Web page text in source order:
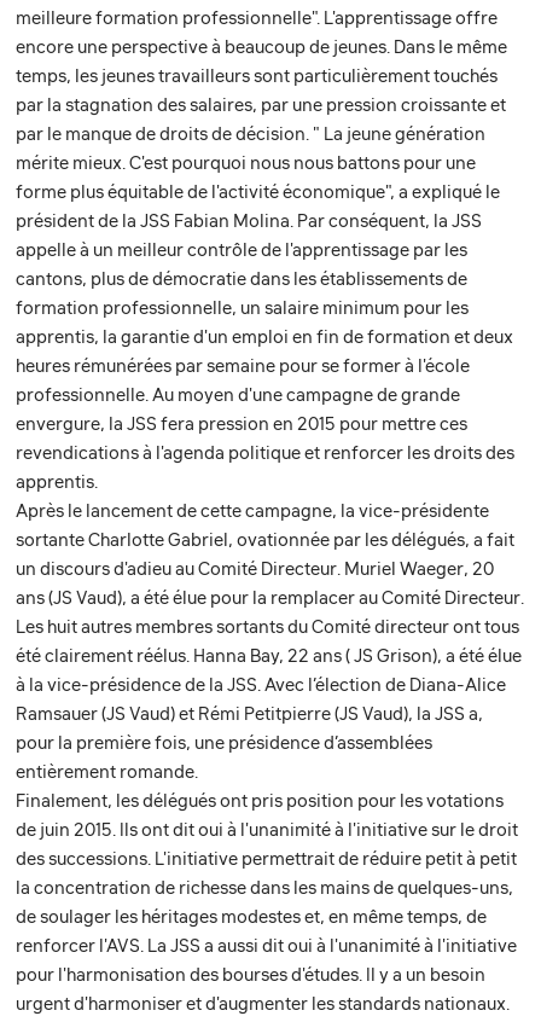
meilleure formation professionnelle". L'apprentissage offre
encore une perspective à beaucoup de jeunes. Dans le même
temps, les jeunes travailleurs sont particulièrement touchés
par la stagnation des salaires, par une pression croissante et
par le manque de droits de décision. " La jeune génération
mérite mieux. C'est pourquoi nous nous battons pour une
forme plus équitable de l'activité économique", a expliqué le
président de la JSS Fabian Molina. Par conséquent, la JSS
appelle à un meilleur contrôle de l'apprentissage par les
cantons, plus de démocratie dans les établissements de
formation professionnelle, un salaire minimum pour les
apprentis, la garantie d'un emploi en fin de formation et deux
heures rémunérées par semaine pour se former à l'école
professionnelle. Au moyen d'une campagne de grande
envergure, la JSS fera pression en 2015 pour mettre ces
revendications à l'agenda politique et renforcer les droits des
apprentis.
Après le lancement de cette campagne, la vice-présidente
sortante Charlotte Gabriel, ovationnée par les délégués, a fait
un discours d'adieu au Comité Directeur. Muriel Waeger, 20
ans (JS Vaud), a été élue pour la remplacer au Comité Directeur.
Les huit autres membres sortants du Comité directeur ont tous
été clairement réélus. Hanna Bay, 22 ans ( JS Grison), a été élue
à la vice-présidence de la JSS. Avec l’élection de Diana-Alice
Ramsauer (JS Vaud) et Rémi Petitpierre (JS Vaud), la JSS a,
pour la première fois, une présidence d’assemblées
entièrement romande.
Finalement, les délégués ont pris position pour les votations
de juin 2015. Ils ont dit oui à l'unanimité à l'initiative sur le droit
des successions. L'initiative permettrait de réduire petit à petit
la concentration de richesse dans les mains de quelques-uns,
de soulager les héritages modestes et, en même temps, de
renforcer l'AVS. La JSS a aussi dit oui à l'unanimité à l'initiative
pour l'harmonisation des bourses d'études. Il y a un besoin
urgent d'harmoniser et d'augmenter les standards nationaux.